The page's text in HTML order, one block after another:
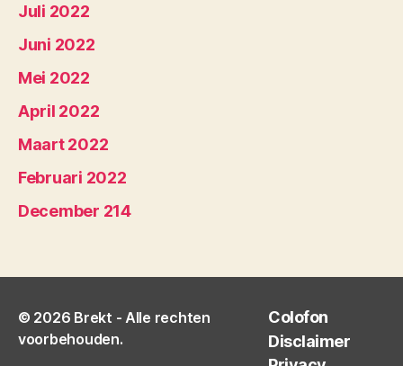
Juli 2022
Juni 2022
Mei 2022
April 2022
Maart 2022
Februari 2022
December 214
© 2026 Brekt - Alle rechten
voorbehouden.
Colofon
Disclaimer